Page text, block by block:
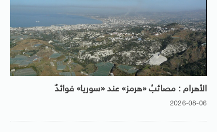
الأهرام : مصائبُ «هرمز» عند «سوريا» فوائدٌ
2026-08-06